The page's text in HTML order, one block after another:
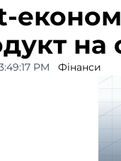
на
PM Фінанси